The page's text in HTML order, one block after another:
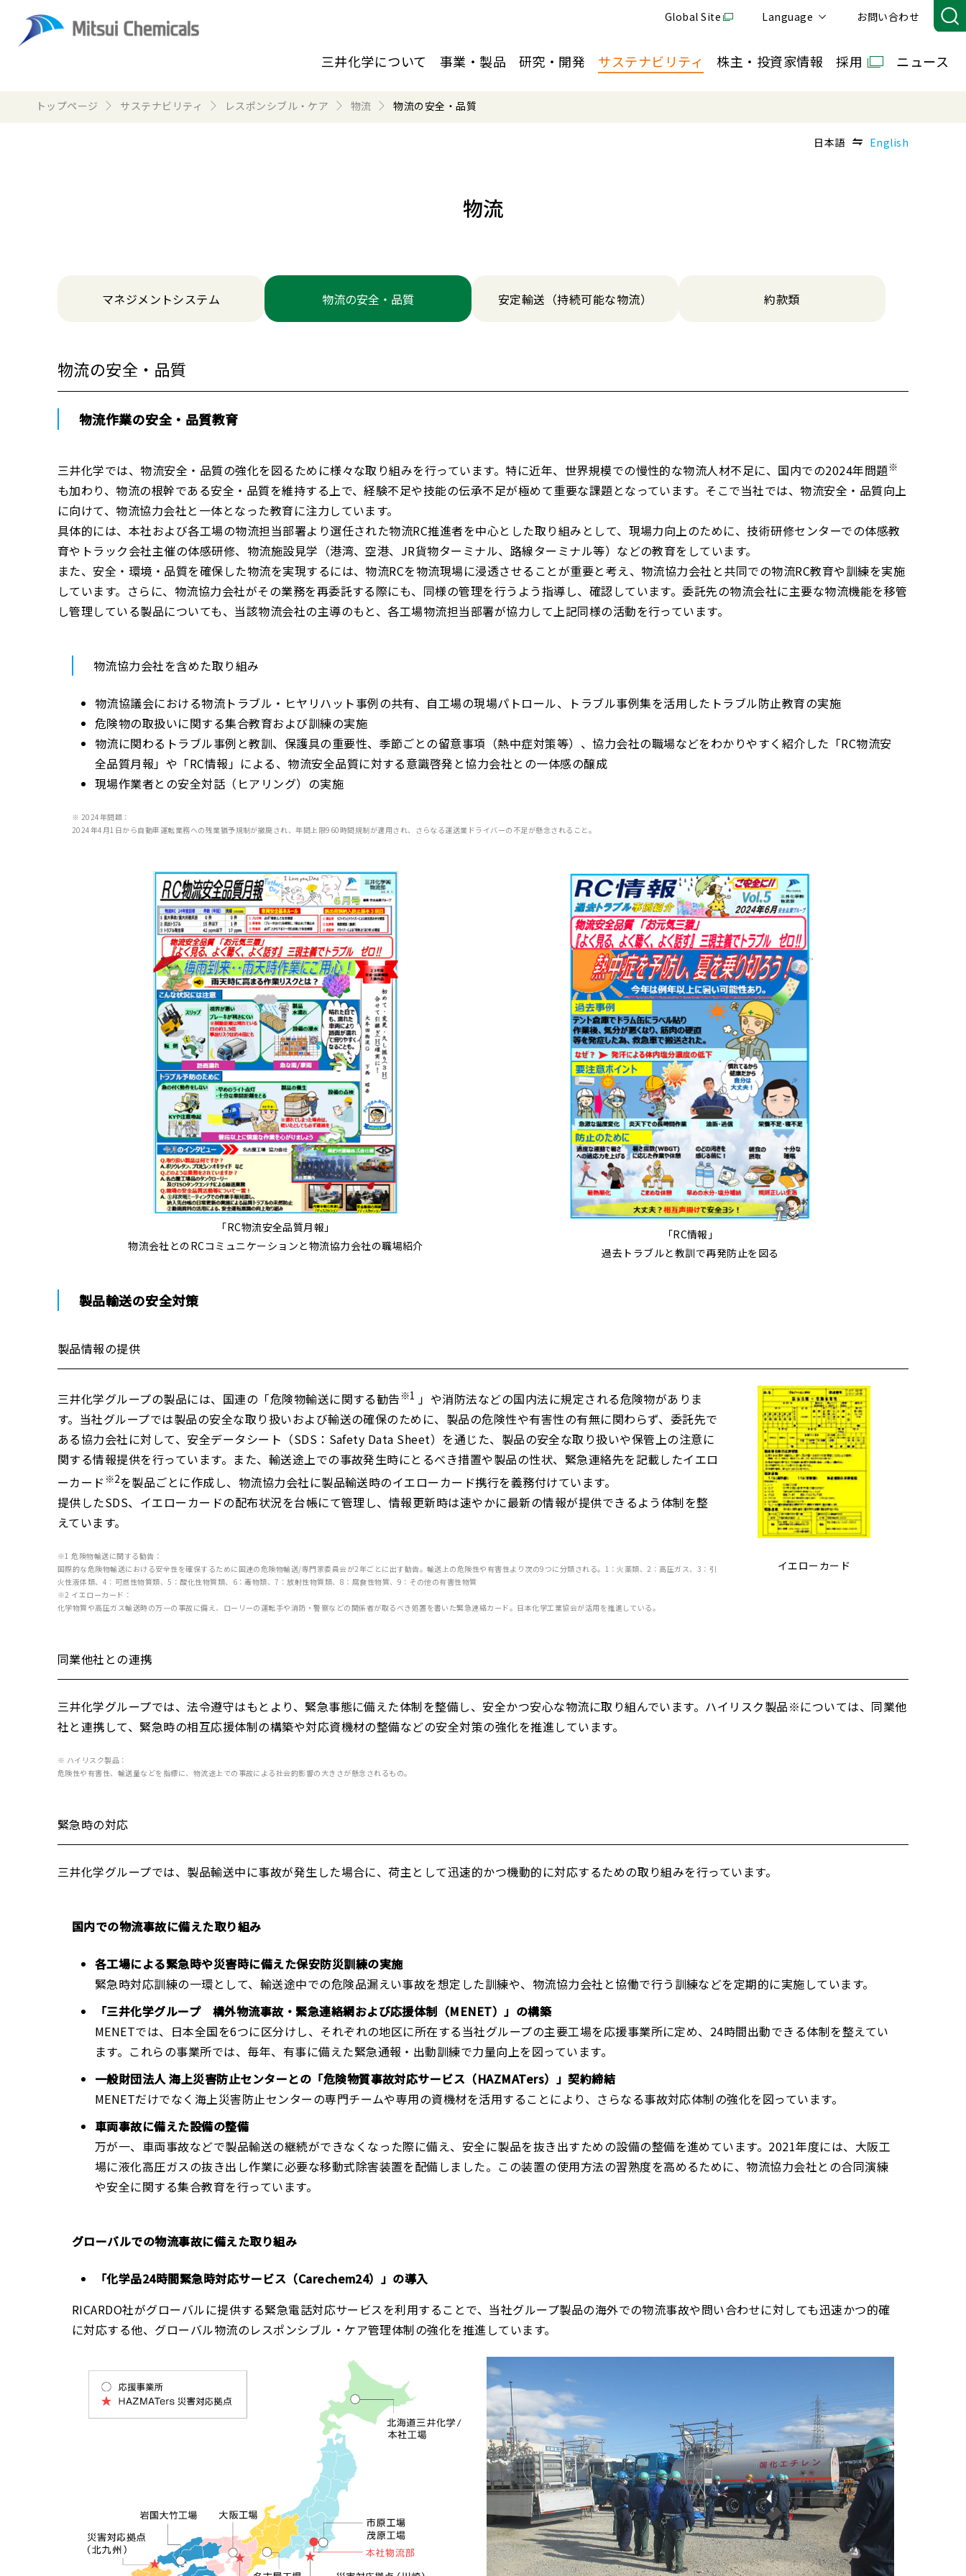
Global Site Language お問い合わせ
三井化学について 事業・製品 研究・開発 サステナビリティ 株主・投資家情報 採用 ニュース
トップページ サステナビリティ レスポンシブル・ケア 物流 物流の安全・品質
日本語 English
物流
マネジメントシステム 物流の安全・品質 安定輸送（持続可能な物流） 約款類
物流の安全・品質
物流作業の安全・品質教育
三井化学では、物流安全・品質の強化を図るために様々な取り組みを行っています。特に近年、世界規模での慢性的な物流人材不足に、国内での2024年問題※
も加わり、物流の根幹である安全・品質を維持する上で、経験不足や技能の伝承不足が極めて重要な課題となっています。そこで当社では、物流安全・品質向上
に向けて、物流協力会社と一体となった教育に注力しています。
具体的には、本社および各工場の物流担当部署より選任された物流RC推進者を中心とした取り組みとして、現場力向上のために、技術研修センターでの体感教
育やトラック会社主催の体感研修、物流施設見学（港湾、空港、JR貨物ターミナル、路線ターミナル等）などの教育をしています。
また、安全・環境・品質を確保した物流を実現するには、物流RCを物流現場に浸透させることが重要と考え、物流協力会社と共同での物流RC教育や訓練を実施
しています。さらに、物流協力会社がその業務を再委託する際にも、同様の管理を行うよう指導し、確認しています。委託先の物流会社に主要な物流機能を移管
し管理している製品についても、当該物流会社の主導のもと、各工場物流担当部署が協力して上記同様の活動を行っています。
物流協力会社を含めた取り組み
物流協議会における物流トラブル・ヒヤリハット事例の共有、自工場の現場パトロール、トラブル事例集を活用したトラブル防止教育の実施
危険物の取扱いに関する集合教育および訓練の実施
物流に関わるトラブル事例と教訓、保護具の重要性、季節ごとの留意事項（熱中症対策等）、協力会社の職場などをわかりやすく紹介した「RC物流安
全品質月報」や「RC情報」による、物流安全品質に対する意識啓発と協力会社との一体感の醸成
現場作業者との安全対話（ヒアリング）の実施
※ 2024年問題：
2024年4月1日から自動車運転業務への残業猶予規制が撤廃され、年間上限960時間規制が適用され、さらなる運送業ドライバーの不足が懸念されること。
「RC物流安全品質月報」
物流会社とのRCコミュニケーションと物流協力会社の職場紹介
「RC情報」
過去トラブルと教訓で再発防止を図る
製品輸送の安全対策
製品情報の提供
三井化学グループの製品には、国連の「危険物輸送に関する勧告 ※1 」や消防法などの国内法に規定される危険物がありま
す。当社グループでは製品の安全な取り扱いおよび輸送の確保のために、製品の危険性や有害性の有無に関わらず、委託先で
ある協力会社に対して、安全データシート（SDS：Safety Data Sheet）を通じた、製品の安全な取り扱いや保管上の注意に
関する情報提供を行っています。また、輸送途上での事故発生時にとるべき措置や製品の性状、緊急連絡先を記載したイエロ
ーカード ※2を製品ごとに作成し、物流協力会社に製品輸送時のイエローカード携行を義務付けています。
提供したSDS、イエローカードの配布状況を台帳にて管理し、情報更新時は速やかに最新の情報が提供できるよう体制を整
えています。
※1 危険物輸送に関する勧告：
国際的な危険物輸送における安全性を確保するために国連の危険物輸送/専門家委員会が2年ごとに出す勧告。輸送上の危険性や有害性より次の9つに分類される。1：火薬類、2：高圧ガス、3：引
火性液体類、4：可燃性物質類、5：酸化性物質類、6：毒物類、7：放射性物質類、8：腐食性物質、9：その他の有害性物質
※2 イエローカード：
化学物質や高圧ガス輸送時の万一の事故に備え、ローリーの運転手や消防・警察などの関係者が取るべき処置を書いた緊急連絡カード。日本化学工業協会が活用を推進している。
イエローカード
同業他社との連携
三井化学グループでは、法令遵守はもとより、緊急事態に備えた体制を整備し、安全かつ安心な物流に取り組んでいます。ハイリスク製品※については、同業他
社と連携して、緊急時の相互応援体制の構築や対応資機材の整備などの安全対策の強化を推進しています。
※ ハイリスク製品：
危険性や有害性、輸送量などを指標に、物流途上での事故による社会的影響の大きさが懸念されるもの。
緊急時の対応
三井化学グループでは、製品輸送中に事故が発生した場合に、荷主として迅速的かつ機動的に対応するための取り組みを行っています。
国内での物流事故に備えた取り組み
各工場による緊急時や災害時に備えた保安防災訓練の実施
緊急時対応訓練の一環として、輸送途中での危険品漏えい事故を想定した訓練や、物流協力会社と協働で行う訓練などを定期的に実施しています。
「三井化学グループ 構外物流事故・緊急連絡網および応援体制（MENET）」の構築
MENETでは、日本全国を6つに区分けし、それぞれの地区に所在する当社グループの主要工場を応援事業所に定め、24時間出動できる体制を整えてい
ます。これらの事業所では、毎年、有事に備えた緊急通報・出動訓練で力量向上を図っています。
一般財団法人 海上災害防止センターとの「危険物質事故対応サービス（HAZMATers）」契約締結
MENETだけでなく海上災害防止センターの専門チームや専用の資機材を活用することにより、さらなる事故対応体制の強化を図っています。
車両事故に備えた設備の整備
万が一、車両事故などで製品輸送の継続ができなくなった際に備え、安全に製品を抜き出すための設備の整備を進めています。2021年度には、大阪工
場に液化高圧ガスの抜き出し作業に必要な移動式除害装置を配備しました。この装置の使用方法の習熟度を高めるために、物流協力会社との合同演練
や安全に関する集合教育を行っています。
グローバルでの物流事故に備えた取り組み
「化学品24時間緊急時対応サービス（Carechem24）」の導入
RICARDO社がグローバルに提供する緊急電話対応サービスを利用することで、当社グループ製品の海外での物流事故や問い合わせに対しても迅速かつ的確
に対応する他、グローバル物流のレスポンシブル・ケア管理体制の強化を推進しています。